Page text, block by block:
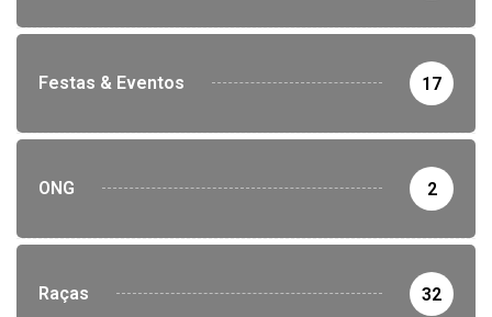
Festas & Eventos 17
ONG 2
Raças 32